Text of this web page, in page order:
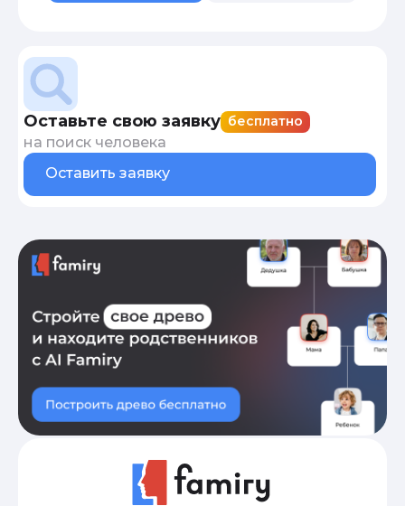
Оставьте свою заявку бесплатно
на поиск человека
Оставить заявку